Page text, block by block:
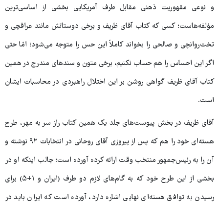
و نوعی مقهوریت ذهنی مقابل طرف آمریکایی بخشی از اساسی‌ترین
مؤلفه‌هاست؛ کسی که کتاب آقای ظریف و برخی دوستانش مانند عراقچی و
تخت‌روانچی و صالحی را بخواند کاملاً این حس را متوجه می‌شود؛ امّا حتی
اگر این احساس را هم حساب نکنیم، برخی متون و سندهای مندرج در همین
کتاب آقای ظریف گواهی روشن بر این اختلال راهبردی در محاسبات ایشان
است.
آقای ظریف در بخش پیوست‌های جلد یک همین کتاب راز سر به مهر، طرح
هسته‌ای خود را هم که پس از پیروزی آقای روحانی در انتخابات ۹۲ نوشته و
آن را به رئیس‌جمهور منتخب وقت ارائه کرده آورده است؛ جالب اینکه او در
بخشی از این طرح خود که به گام‌های لازم دو طرف (ایران و ۱+۵) برای
رسیدن به توافق هسته‌ای نهایی اشاره دارد، آورده است که ایران باید در